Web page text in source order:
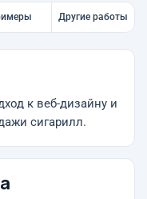
Другие работы
к веб-дизайну и
сигарилл.